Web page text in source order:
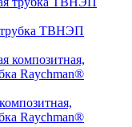
трубка ТВНЭП
Raychman®